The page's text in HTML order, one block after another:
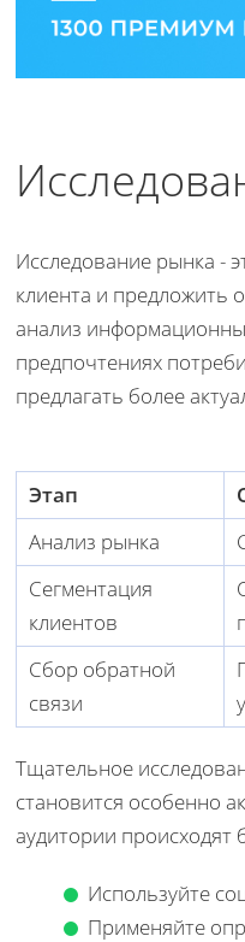
Исследование рынка -
клиента и предложить
анализ
предпочтениях
предлагать более
Этап
Анализ рынка
Сегментация
клиентов
Сбор обратной
связи
Тщательное
становится особенно
аудитории происходят
Используйте
Применяйте